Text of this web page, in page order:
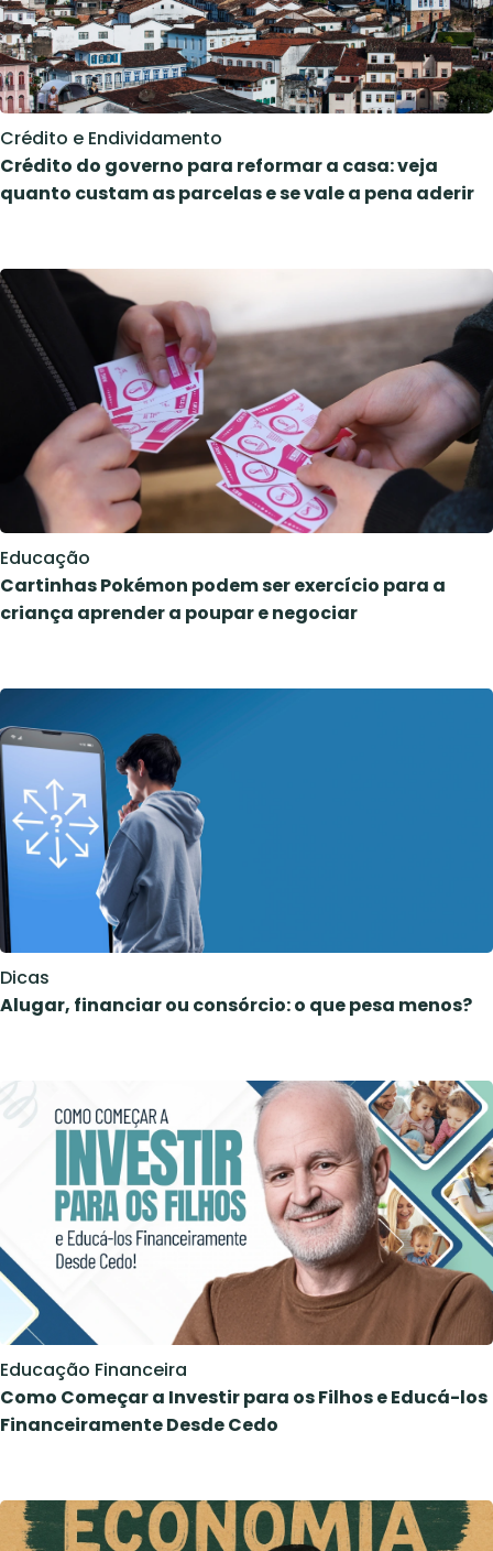
Crédito e Endividamento
Crédito do governo para reformar a casa: veja
quanto custam as parcelas e se vale a pena aderir
Educação
Cartinhas Pokémon podem ser exercício para a
criança aprender a poupar e negociar
Dicas
Alugar, financiar ou consórcio: o que pesa menos?
Educação Financeira
Como Começar a Investir para os Filhos e Educá-los
Financeiramente Desde Cedo